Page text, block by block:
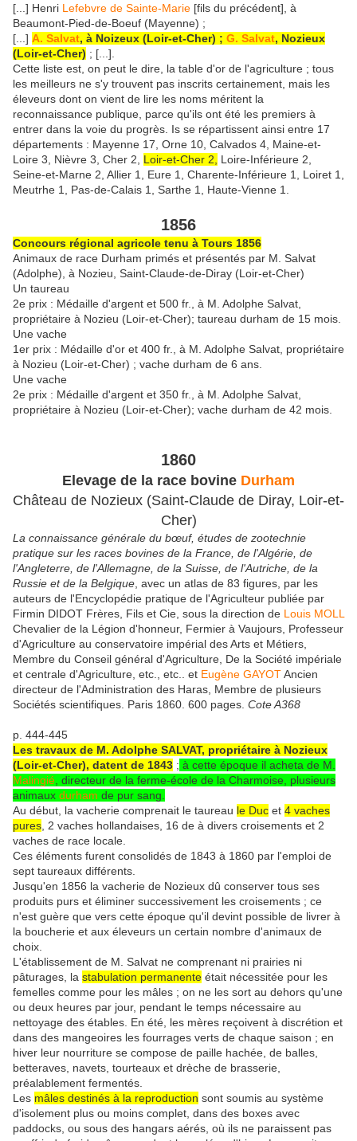
[...] Henri Lefebvre de Sainte-Marie [fils du précédent], à
Beaumont-Pied-de-Boeuf (Mayenne) ;
[...] A. Salvat, à Noizeux (Loir-et-Cher) ; G. Salvat, Nozieux
(Loir-et-Cher) ; [...].
Cette liste est, on peut le dire, la table d'or de l'agriculture ; tous
les meilleurs ne s'y trouvent pas inscrits certainement, mais les
éleveurs dont on vient de lire les noms méritent la
reconnaissance publique, parce qu'ils ont été les premiers à
entrer dans la voie du progrès. Is se répartissent ainsi entre 17
départements : Mayenne 17, Orne 10, Calvados 4, Maine-et-
Loire 3, Nièvre 3, Cher 2, Loir-et-Cher 2,
Loire-Inférieure 2,
Seine-et-Marne 2, Allier 1, Eure 1, Charente-Inférieure 1, Loiret 1,
Meutrhe 1, Pas-de-Calais 1, Sarthe 1, Haute-Vienne 1.
1856
Concours régional agricole tenu à Tours 1856
Animaux de race Durham primés et présentés par M. Salvat
(Adolphe), à Nozieu, Saint-Claude-de-Diray (Loir-et-Cher)
Un taureau
2e prix : Médaille d'argent et 500 fr., à M. Adolphe Salvat,
propriétaire à Nozieu (Loir-et-Cher); taureau durham de 15 mois.
Une vache
1er prix : Médaille d'or et 400 fr., à M. Adolphe Salvat, propriétaire
à Nozieu (Loir-et-Cher) ; vache durham de 6 ans.
Une vache
2e prix : Médaille d'argent et 350 fr., à M. Adolphe Salvat,
propriétaire à Nozieu (Loir-et-Cher); vache durham de 42 mois.
1860
Elevage de la race bovine Durham
Château de Nozieux (Saint-Claude de Diray, Loir-et-
Cher)
La connaissance générale du bœuf, études de zootechnie
pratique sur les races bovines de la France, de l'Algérie, de
l'Angleterre, de l'Allemagne, de la Suisse, de l'Autriche, de la
Russie et de la Belgique , avec un atlas de 83 figures, par les
auteurs de l'Encyclopédie pratique de l'Agriculteur publiée par
Firmin DIDOT Frères, Fils et Cie, sous la direction de Louis MOLL
Chevalier de la Légion d'honneur, Fermier à Vaujours, Professeur
d'Agriculture au conservatoire impérial des Arts et Métiers,
Membre du Conseil général d'Agriculture, De la Société impériale
et centrale d'Agriculture, etc., etc.. et Eugène GAYOTAncien
directeur de l'Administration des Haras, Membre de plusieurs
Sociétés scientifiques. Paris 1860. 600 pages. Cote A368
p. 444-445
Les travaux de M. Adolphe SALVAT, propriétaire à Nozieux
(Loir-et-Cher), datent de 1843 ; à cette époque il acheta de M.
Malingié , directeur de la ferme-école de la Charmoise, plusieurs
animaux durham de pur sang.
Au début, la vacherie comprenait le taureau le Duc et 4 vaches
pures , 2 vaches hollandaises, 16 de à divers croisements et 2
vaches de race locale.
Ces éléments furent consolidés de 1843 à 1860 par l'emploi de
sept taureaux différents.
Jusqu'en 1856 la vacherie de Nozieux dû conserver tous ses
produits purs et éliminer successivement les croisements ; ce
n'est guère que vers cette époque qu'il devint possible de livrer à
la boucherie et aux éleveurs un certain nombre d'animaux de
choix.
L'établissement de M. Salvat ne comprenant ni prairies ni
pâturages, la stabulation permanente était nécessitée pour les
femelles comme pour les mâles ; on ne les sort au dehors qu'une
ou deux heures par jour, pendant le temps nécessaire au
nettoyage des étables. En été, les mères reçoivent à discrétion et
dans des mangeoires les fourrages verts de chaque saison ; en
hiver leur nourriture se compose de paille hachée, de balles,
betteraves, navets, tourteaux et drèche de brasserie,
préalablement fermentés.
Les mâles destinés à la reproduction sont soumis au système
d'isolement plus ou moins complet, dans des boxes avec
paddocks, ou sous des hangars aérés, où ils ne paraissent pas